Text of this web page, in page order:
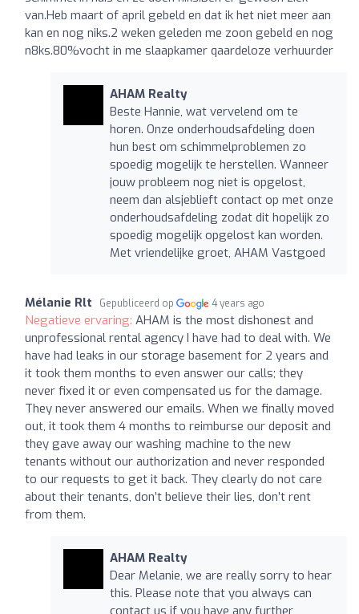
van.Heb maart of april gebeld en dat ik het niet meer aan
kan en nog niks.2 weken geleden me zoon gebeld en nog
n8ks.80%vocht in me slaapkamer qaardeloze verhuurder
AHAM Realty
Beste Hannie, wat vervelend om te
horen. Onze onderhoudsafdeling doen
hun best om schimmelproblemen zo
spoedig mogelijk te herstellen. Wanneer
jouw probleem nog niet is opgelost,
neem dan alsjeblieft contact op met onze
onderhoudsafdeling zodat dit hopelijk zo
spoedig mogelijk opgelost kan worden.
Met vriendelijke groet, AHAM Vastgoed
Mélanie Rlt Gepubliceerd op 4 years ago
Negatieve ervaring: AHAM is the most dishonest and
unprofessional rental agency I have had to deal with. We
have had leaks in our storage basement for 2 years and
it took them months to even answer our calls; they
never fixed it or even compensated us for the damage.
They never answered our emails. When we finally moved
out, it took them 4 months to reimburse our deposit and
they gave away our washing machine to the new
tenants without our authorization and never responded
to our requests to get it back. They clearly do not care
about their tenants, don’t believe their lies, don’t rent
from them.
AHAM Realty
Dear Melanie, we are really sorry to hear
this. Please note that you always can
contact us if you have any further